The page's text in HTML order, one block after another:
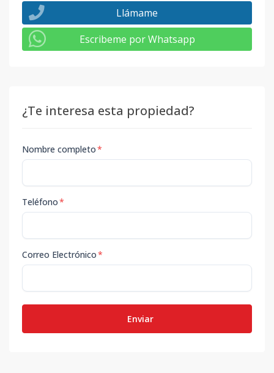
Llámame
Escribeme por Whatsapp
¿Te interesa esta propiedad?
Nombre completo*
Teléfono*
Correo Electrónico*
Enviar